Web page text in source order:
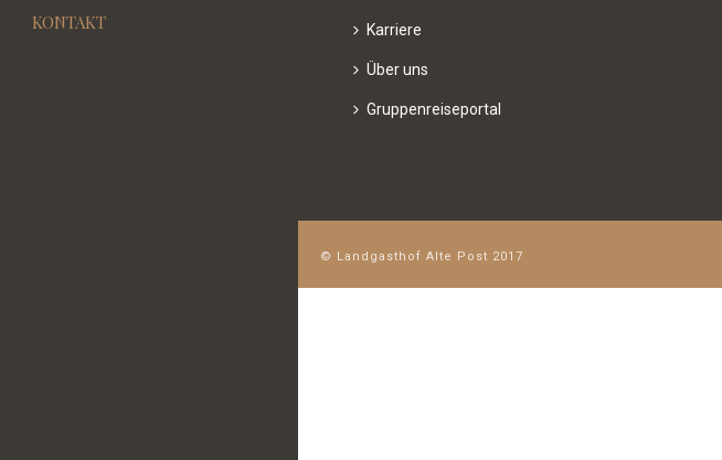
KONTAKT Karriere
Über uns
Gruppenreiseportal
© Landgasthof Alte Post 2017